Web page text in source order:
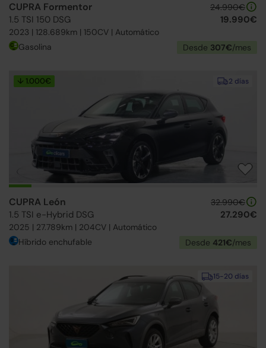
CUPRA Formentor
1.5 TSI 150 DSG
2023 | 128.689km | 150CV | Automático
24.990€
19.990€
Gasolina Desde 307€/mes
2 días
↓ 1.000€
CUPRA León
1.5 TSI e-Hybrid DSG
2025 | 27.789km | 204CV | Automático
32.990€
27.290€
Híbrido enchufable Desde 421€/mes
15-20 días